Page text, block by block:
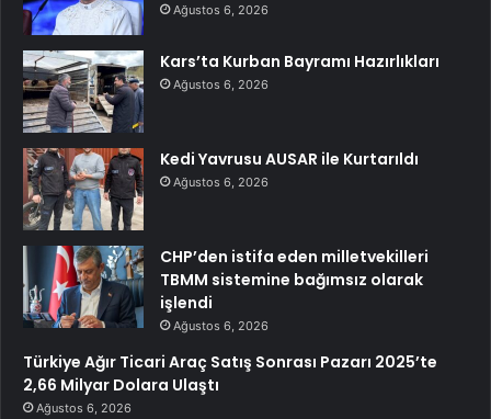
Ağustos 6, 2026
Kars’ta Kurban Bayramı Hazırlıkları
Ağustos 6, 2026
Kedi Yavrusu AUSAR ile Kurtarıldı
Ağustos 6, 2026
CHP’den istifa eden milletvekilleri
TBMM sistemine bağımsız olarak
işlendi
Ağustos 6, 2026
Türkiye Ağır Ticari Araç Satış Sonrası Pazarı 2025’te
2,66 Milyar Dolara Ulaştı
Ağustos 6, 2026